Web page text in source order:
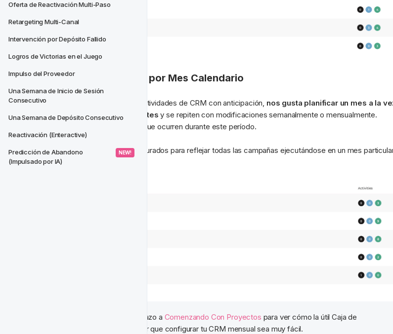
Oferta de Reactivación Multi-Paso
Retargeting Multi-Canal
Intervención por Depósito Fallido
Logros de Victorias en el Juego
Impulso del Proveedor
Una Semana de Inicio de Sesión
Consecutivo
Una Semana de Depósito Consecutivo
Reactivación (Enteractive)
Predicción de Abandono
(Impulsado por IA)
NEW!
📅 Organizar Proyectos por Mes Calendario
Es una buena idea planificar tus actividades de CRM con anticipación, nos gusta planificar un mes a la
Algunas actividades son recurrentes y se repiten con modificaciones semanalmente o mensualmente.
que ocurren durante este período.
Nos gusta tener proyectos configurados para reflejar todas las campañas ejecutándose en un mes
así;
Echa un vistazo a Comenzando Con Proyectos para ver cómo la útil Caja de
Herramientas puede hacer que configurar tu CRM mensual sea muy fácil.